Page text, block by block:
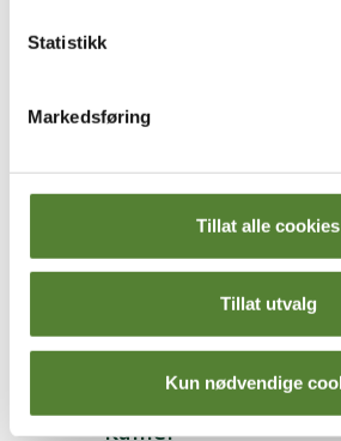
Statistikk
Markedsføring
Tillat alle cookies
Tillat utvalg
Kun nødvendige
Orangutang
våre! De er både morsomme og
fascinerende. Hør en dyrepasser
fortelle om orangutangene og
hvorfor de dessverre er
Kamel